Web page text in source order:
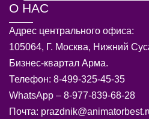
О НАС
Адрес центрального офиса:
105064, Г. Москва, Нижний
Бизнес-квартал Арма.
Телефон: 8-499-325-45-35
WhatsApp – 8-977-839-68-28
Почта: